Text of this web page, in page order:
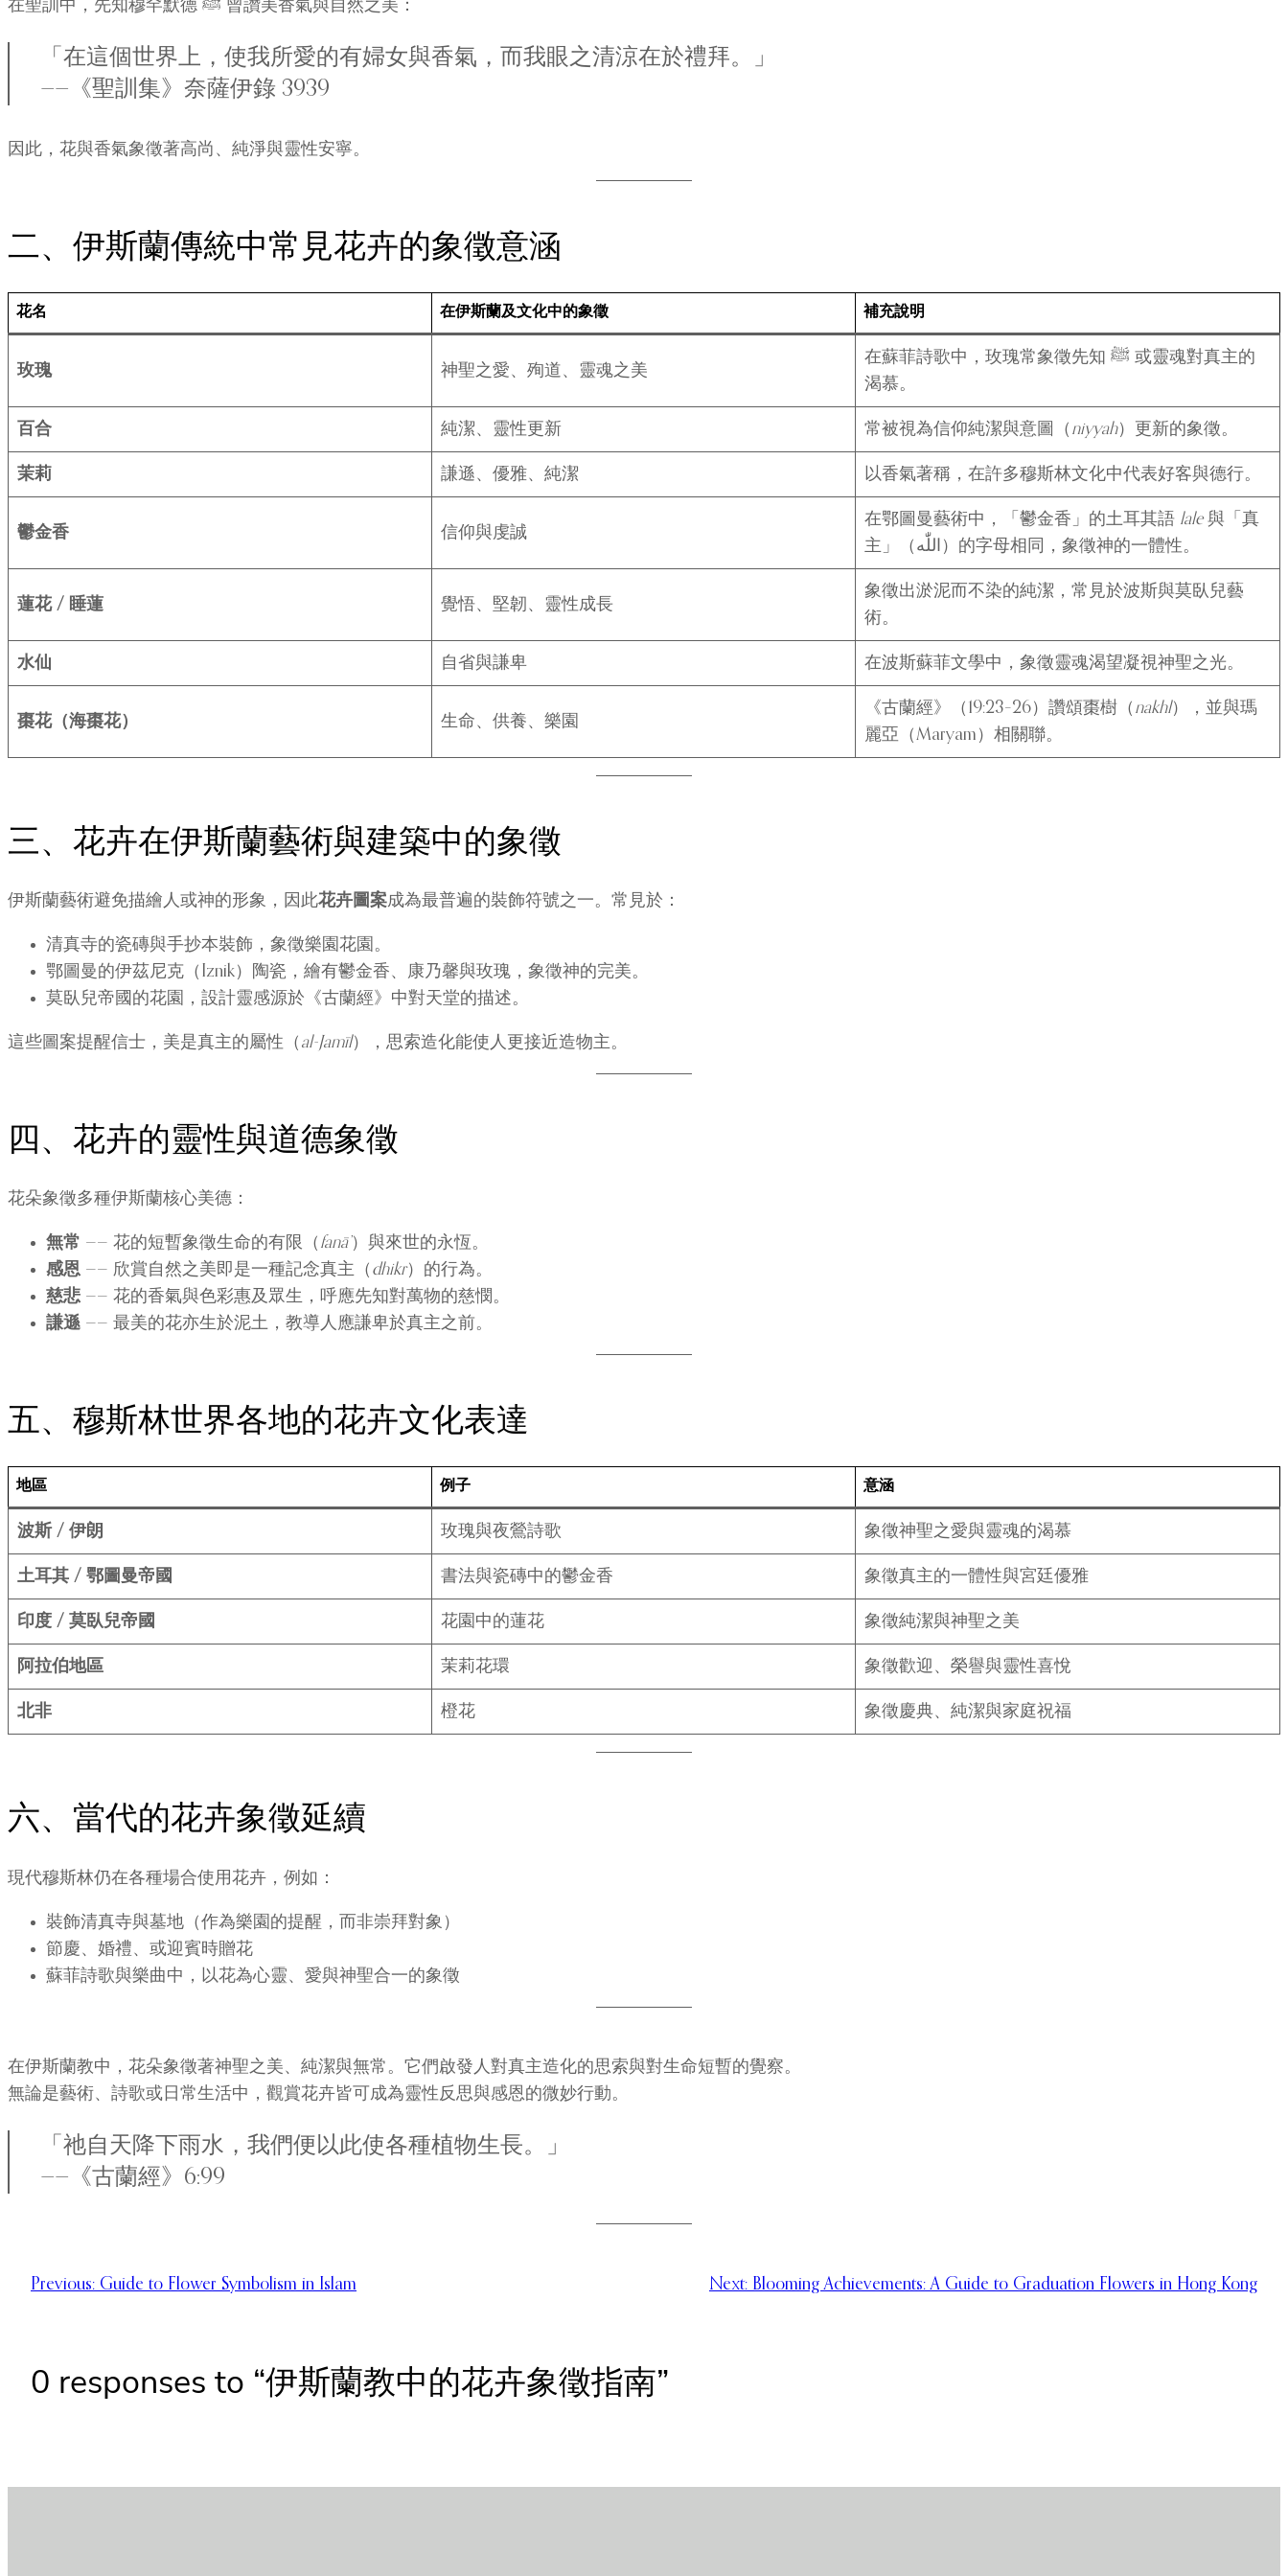
在聖訓中，先知穆罕默德 ﷺ 曾讚美香氣與自然之美：
「在這個世界上，使我所愛的有婦女與香氣，而我眼之清涼在於禮拜。」
——《聖訓集》奈薩伊錄 3939
因此，花與香氣象徵著高尚、純淨與靈性安寧。
二、伊斯蘭傳統中常見花卉的象徵意涵
花名 在伊斯蘭及文化中的象徵 補充說明
玫瑰 神聖之愛、殉道、靈魂之美
在蘇菲詩歌中，玫瑰常象徵先知 ﷺ 或靈魂對真主的
渴慕。
百合 純潔、靈性更新 常被視為信仰純潔與意圖（ niyyah）更新的象徵。
茉莉 謙遜、優雅、純潔 以香氣著稱，在許多穆斯林文化中代表好客與德行。
鬱金香 信仰與虔誠
在鄂圖曼藝術中，「鬱金香」的土耳其語 lale與「真
主」（اللّٰه）的字母相同，象徵神的一體性。
蓮花 / 睡蓮 覺悟、堅韌、靈性成長
象徵出淤泥而不染的純潔，常見於波斯與莫臥兒藝
術。
水仙 自省與謙卑 在波斯蘇菲文學中，象徵靈魂渴望凝視神聖之光。
棗花（海棗花） 生命、供養、樂園
《古蘭經》（19:23–26）讚頌棗樹（ nakhl），並與瑪
麗亞（Maryam）相關聯。
三、花卉在伊斯蘭藝術與建築中的象徵
伊斯蘭藝術避免描繪人或神的形象，因此花卉圖案成為最普遍的裝飾符號之一。常見於：
清真寺的瓷磚與手抄本裝飾，象徵樂園花園。
鄂圖曼的伊茲尼克（Iznik）陶瓷，繪有鬱金香、康乃馨與玫瑰，象徵神的完美。
莫臥兒帝國的花園，設計靈感源於《古蘭經》中對天堂的描述。
這些圖案提醒信士，美是真主的屬性（ al-Jamīl），思索造化能使人更接近造物主。
四、花卉的靈性與道德象徵
花朵象徵多種伊斯蘭核心美德：
無常 —— 花的短暫象徵生命的有限（ fanā’）與來世的永恆。
感恩 —— 欣賞自然之美即是一種記念真主（ dhikr）的行為。
慈悲 —— 花的香氣與色彩惠及眾生，呼應先知對萬物的慈憫。
謙遜 —— 最美的花亦生於泥土，教導人應謙卑於真主之前。
五、穆斯林世界各地的花卉文化表達
地區 例子 意涵
波斯 / 伊朗 玫瑰與夜鶯詩歌 象徵神聖之愛與靈魂的渴慕
土耳其 / 鄂圖曼帝國 書法與瓷磚中的鬱金香 象徵真主的一體性與宮廷優雅
印度 / 莫臥兒帝國 花園中的蓮花 象徵純潔與神聖之美
阿拉伯地區 茉莉花環 象徵歡迎、榮譽與靈性喜悅
北非 橙花 象徵慶典、純潔與家庭祝福
六、當代的花卉象徵延續
現代穆斯林仍在各種場合使用花卉，例如：
裝飾清真寺與墓地（作為樂園的提醒，而非崇拜對象）
節慶、婚禮、或迎賓時贈花
蘇菲詩歌與樂曲中，以花為心靈、愛與神聖合一的象徵
在伊斯蘭教中，花朵象徵著神聖之美、純潔與無常。它們啟發人對真主造化的思索與對生命短暫的覺察。
無論是藝術、詩歌或日常生活中，觀賞花卉皆可成為靈性反思與感恩的微妙行動。
「祂自天降下雨水，我們便以此使各種植物生長。」
——《古蘭經》6:99
Previous: Guide to Flower Symbolism in Islam Next: Blooming Achievements: A Guide to Graduation Flowers in Hong Kong
0 responses to “伊斯蘭教中的花卉象徵指南”